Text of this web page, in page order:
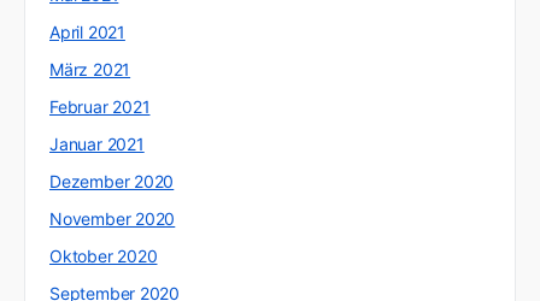
April 2021
März 2021
Februar 2021
Januar 2021
Dezember 2020
November 2020
Oktober 2020
September 2020